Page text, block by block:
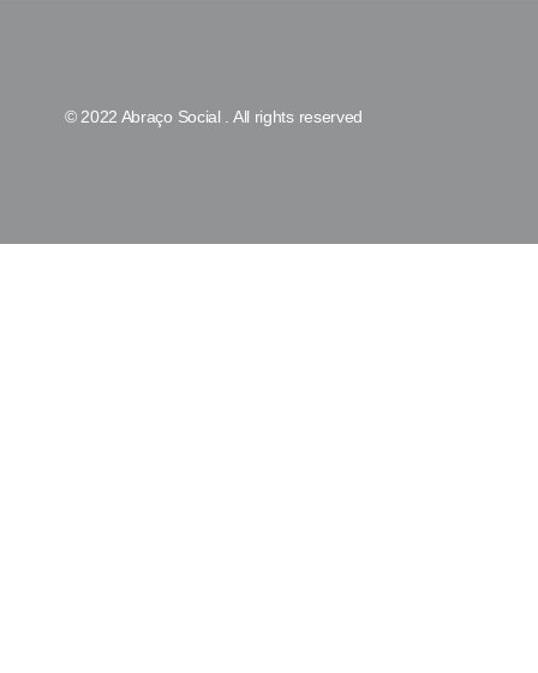
© 2022 Abraço Social . All rights reserved